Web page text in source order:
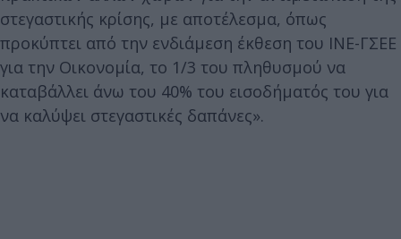
στεγαστικής κρίσης, με αποτέλεσμα, όπως
προκύπτει από την ενδιάμεση έκθεση του ΙΝΕ-ΓΣΕΕ
για την Οικονομία, το 1/3 του πληθυσμού να
καταβάλλει άνω του 40% του εισοδήματός του για
να καλύψει στεγαστικές δαπάνες».